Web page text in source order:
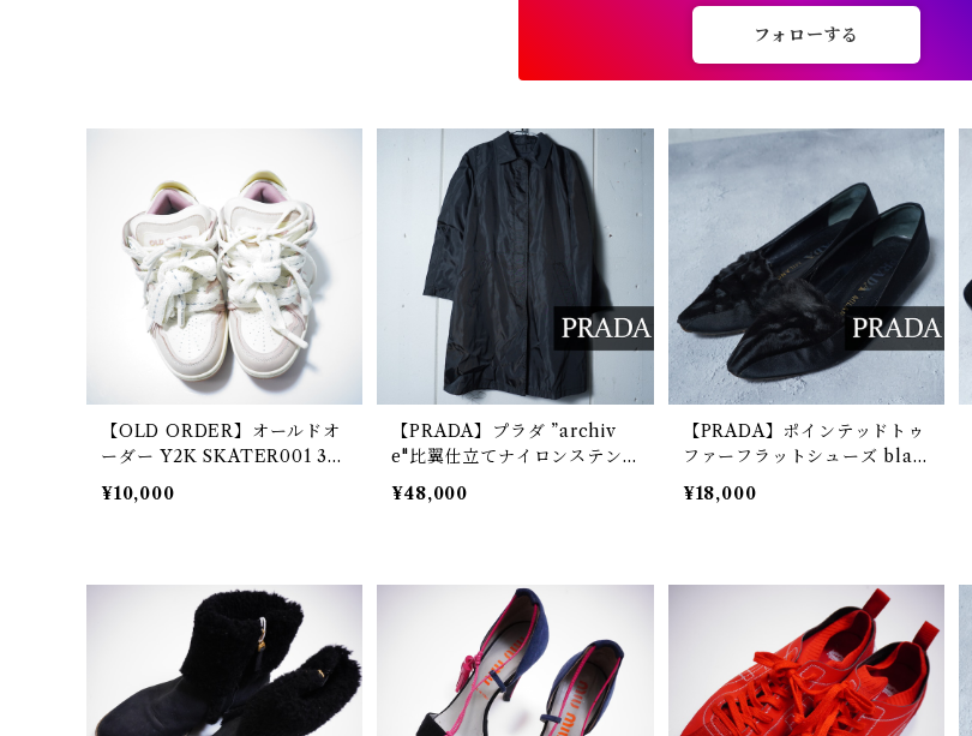
フォローする
【OLD ORDER】オールドオ
ーダー Y2K SKATER001 38
pink
¥10,000
【PRADA】プラダ ”archiv
e"比翼仕立てナイロンステン
カラーコート black
¥48,000
【PRADA】ポインテッドトゥ
ファーフラットシューズ blac
k
¥18,000